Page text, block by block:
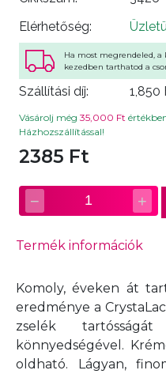
Elérhetőség:
Ha most megrendeled,
kezedben tarthatod a
Szállítási díj: 1,850
Vásárolj még 35,000 Ft
Házhozszállítással!
2385 Ft
− 1 +
Termék információk
Komoly, éveken át
eredménye a
zselék
könnyedségével.
oldható. Lágyan,